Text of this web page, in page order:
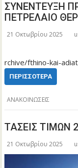
ΣΥΝΕΝΤΕΥΞΗ
ΠΕΤΡΕΛΑΙΟ
21 Οκτωβρίου 2025
rchive/fthino-kai-
ΠΕΡΙΣΣΌΤΕΡΑ
ΑΝΑΚΟΙΝΩΣΕΙΣ
ΤΑΣΕΙΣ ΤΙΜΩΝ
21 Οκτωβρίου 2025